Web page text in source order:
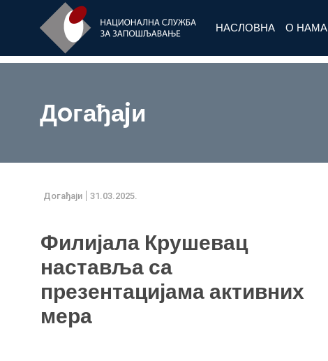
НАСЛОВНА О НАМА
Дoгађаjи
Дoгађаjи 31.03.2025.
Филијала Крушевац
наставља са
презентацијама активних
мера